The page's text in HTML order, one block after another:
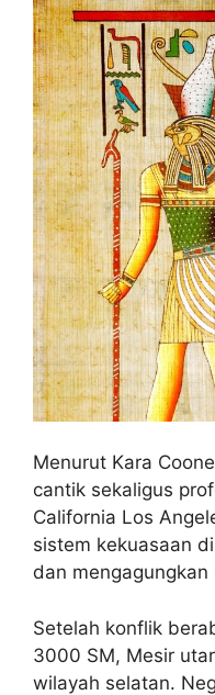
Menurut Kara
cantik sekaligus
California Los
sistem kekuasaan
dan mengagungkan
Setelah konflik
3000 SM, Mesir
wilayah selatan.